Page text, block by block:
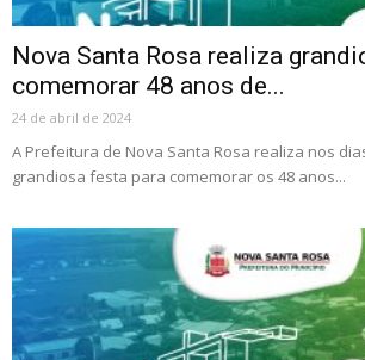
Nova Santa Rosa realiza
comemorar 48 anos de...
24 de abril de 2024
A Prefeitura de Nova Santa Rosa realiza nos
grandiosa festa para comemorar os 48 anos...